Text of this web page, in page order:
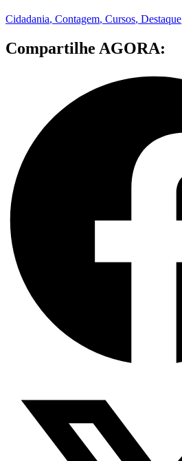
Cidadania, Contagem, Cursos, Destaque
Compartilhe AGORA: